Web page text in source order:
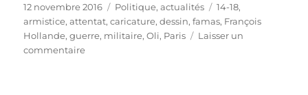
Publié
le
12 novembre 2016 Catégories
Politique, actualités Étiquettes
14-18,
armistice,attentat,caricature,dessin,famas, François
Hollande,guerre, militaire,Oli, Paris
Laisser un
commentairesur